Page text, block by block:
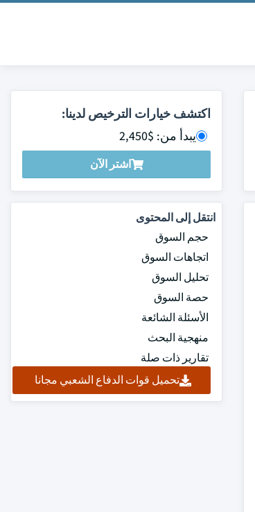
اكتشف خيارات الترخيص لدينا:
يبدأ من: $2,450
اشتر الآن
انتقل إلى المحتوى
حجم السوق
اتجاهات السوق
تحليل السوق
حصة السوق
الأسئلة الشائعة
منهجية البحث
تقارير ذات صلة
تحميل قوات الدفاع الشعبي مجانا